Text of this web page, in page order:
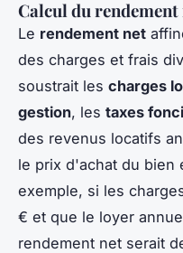
Calcul du rendement
Le rendement net
des charges et frais
soustrait les charges
gestion, les taxes
des revenus locatifs
le prix d'achat du bien
exemple, si les
€ et que le loyer
rendement net serait